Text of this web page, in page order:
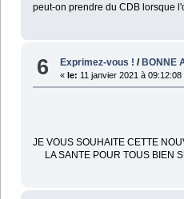
peut-on prendre du CDB lorsque
6 Exprimez-vous ! / BONNE
« le: 11 janvier 2021 à 09:12:08
JE VOUS SOUHAITE CETTE
LA SANTE POUR TOUS BIEN